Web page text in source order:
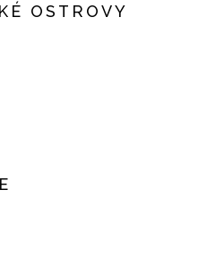
OSTROVY